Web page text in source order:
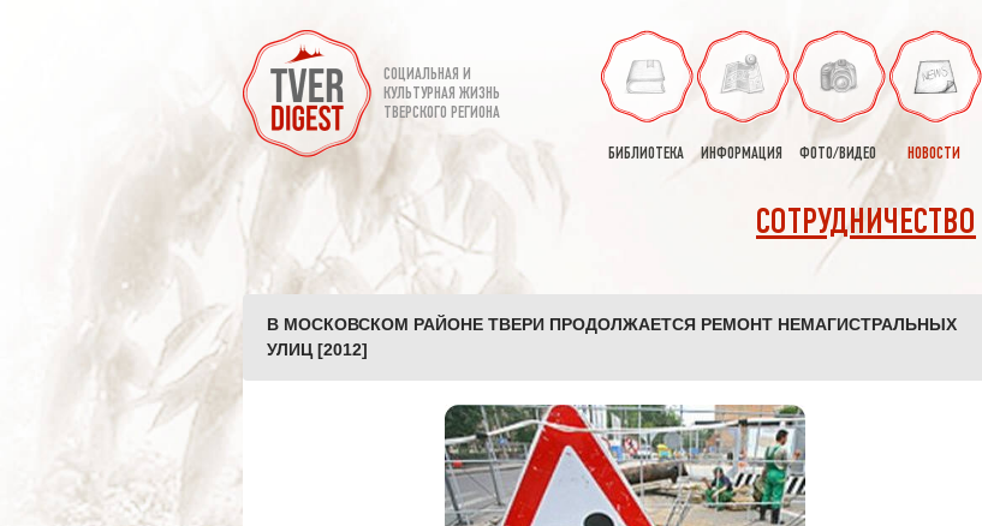
СОЦИАЛЬНАЯ И
КУЛЬТУРНАЯ ЖИЗНЬ
ТВЕРСКОГО РЕГИОНА
БИБЛИОТЕКА ИНФОРМАЦИЯ ФОТО/ВИДЕО НОВОСТИ
СОТРУДНИЧЕСТВО
В МОСКОВСКОМ РАЙОНЕ ТВЕРИ ПРОДОЛЖАЕТСЯ РЕМОНТ НЕМАГИСТРАЛЬНЫХ
УЛИЦ [2012]